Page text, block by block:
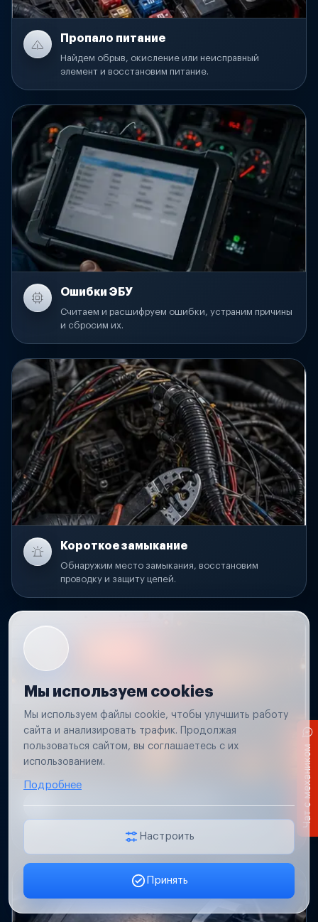
Пропало питание
Найдем обрыв, окисление или неисправный
элемент и восстановим питание.
Ошибки ЭБУ
Считаем и расшифруем ошибки, устраним причины
и сбросим их.
Короткое замыкание
Обнаружим место замыкания, восстановим
проводку и защиту цепей.
Проверим проводку и разъемы, восстановим
освещение прицепа.
Мы используем cookies
Мы используем файлы cookie, чтобы улучшить работу
сайта и анализировать трафик. Продолжая
пользоваться сайтом, вы соглашаетесь с их
использованием.
Подробнее
Настроить
Принять
Заявка онлайн
Чат с механиком